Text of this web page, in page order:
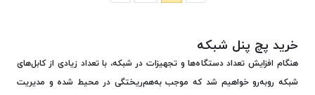
خرید پچ پنل شبکه
هنگام افزایش تعداد دستگاه‌ها و تجهیزات در شبکه، با تعداد زیادی از کابل‌های
شبکه روبه‌رو خواهیم شد که موجب به‌هم‌ریختگی در محیط شده و مدیریت